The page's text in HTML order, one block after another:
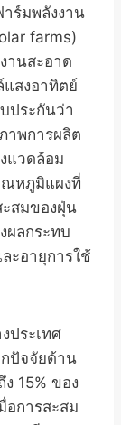
าร์มพลังงาน
farms)
านสะอาด
แสงอาทิตย์
ประกันว่า
าพการผลิต
แวดล้อม
ณหภูมิแผงที่
สมของฝุ่น
ผลกระทบ
ะอายุการใช้
ประเทศ
ปัจจัยด้าน
15% ของ
อการสะสม